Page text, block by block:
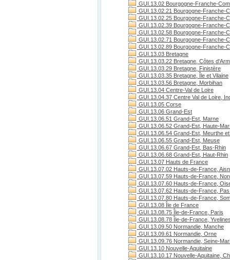
GUI.13.02 Bourgogne-Franche-
GUI.13.02.21 Bourgogne-Franche-
GUI.13.02.25 Bourgogne-Franche-
GUI.13.02.39 Bourgogne-Franche-
GUI.13.02.58 Bourgogne-Franche-
GUI.13.02.71 Bourgogne-Franche-
GUI.13.02.89 Bourgogne-Franche-
GUI.13.03 Bretagne
GUI.13.03.22 Bretagne, Côtes
GUI.13.03.29 Bretagne, Finistère
GUI.13.03.35 Bretagne, Île et Vilaine
GUI.13.03.56 Bretagne, Morbihan
GUI.13.04 Centre-Val de Loire
GUI.13.04.37 Centre Val de Loire,
GUI.13.05 Corse
GUI.13.06 Grand-Est
GUI.13.06.51 Grand-Est, Marne
GUI.13.06.52 Grand-Est, Haute-
GUI.13.06.54 Grand-Est, Meurthe
GUI.13.06.55 Grand-Est, Meuse
GUI.13.06.67 Grand-Est, Bas-Rhin
GUI.13.06.68 Grand-Est, Haut-Rhin
GUI.13.07 Hauts de France
GUI.13.07.02 Hauts-de-France,
GUI.13.07.59 Hauts-de-France,
GUI.13.07.60 Hauts-de-France,
GUI.13.07.62 Hauts-de-France,
GUI.13.07.80 Hauts-de-France,
GUI.13.08 Île de France
GUI.13.08.75 Île-de-France, Paris
GUI.13.08.78 Île-de-France,
GUI.13.09.50 Normandie, Manche
GUI.13.09.61 Normandie, Orne
GUI.13.09.76 Normandie, Seine-
GUI.13.10 Nouvelle-Aquitaine
GUI.13.10.17 Nouvelle-Aquitaine,